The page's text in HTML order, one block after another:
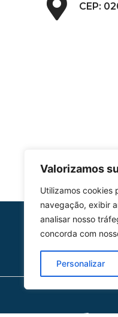
Valorizamos
Utilizamos cookies
navegação, exibir
analisar nosso
concorda com
Personalizar
CEP: